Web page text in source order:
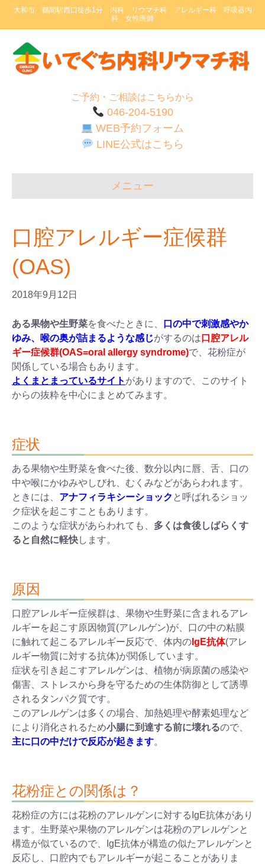
大和市 鶴間駅西口徒歩1分 内科 リウマチ科 アレルギー科 呼吸器内
科 女性医師
ご予約・ご相談はこちらから
046-204-5190
WEB予約フォーム
LINE公式はこちら
メニュー
口腔アレルギー症候群
(OAS)
2018年9月12日
ある果物や生野菜を食べたときに、
口の中で刺激感やか
ゆみ、喉の奥が詰まるような感じがするのは 口腔アレル
ギー症候群(OAS=oral allergy syndrome)で、花粉症が
関係している場合もあります。
よくまとまっているサイト がありますので、このサイト
からの抜粋を中心にまとめてみます。
症状
ある果物や生野菜を食べた後、数分以内に唇、舌、口の
中や喉にかゆみやしびれ、むくみなどがあらわれます。
ときには、 アナフィラキシーショック と呼ばれるショッ
ク症状を起こすこともあります。
このような症状があらわれても、 多くは食後しばらくす
ると自然に軽快します。
原因
口腔アレルギー症候群は、果物や生野菜に含まれるアレ
ルギーを起こす原因物質(アレルゲン)が、口の中の粘膜
に触れて起こるアレルギー反応で、体内の IgE抗体(アレ
ルギー物質に対する抗体)が関係しています。
症状を引き起こすアレルゲンは、植物が病原菌の感染や
傷害、ストレスから身を守るための生体防御として誘導
されるタンパク質です。
このアレルゲンは多くの場合、加熱処理や酵素処理など
により消化されるため小腸に到達する前に壊れるので、
主に口の中だけで反応が起きます。
花粉症との関係は？
花粉症の方には花粉のアレルゲンに対するIgE抗体があり
ます。生野菜や果物のアレルゲンは花粉のアレルゲンと
構造が似ているので、IgE抗体が構造の似たアレルゲンと
反応し、口腔内でもアレルギーが起こることがありま